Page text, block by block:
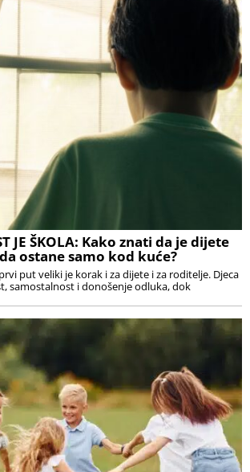
JE ŠKOLA: Kako znati da je dijete
ostane samo kod kuće?
put veliki je korak i za dijete i za roditelje. Djeca
samostalnost i donošenje odluka, dok